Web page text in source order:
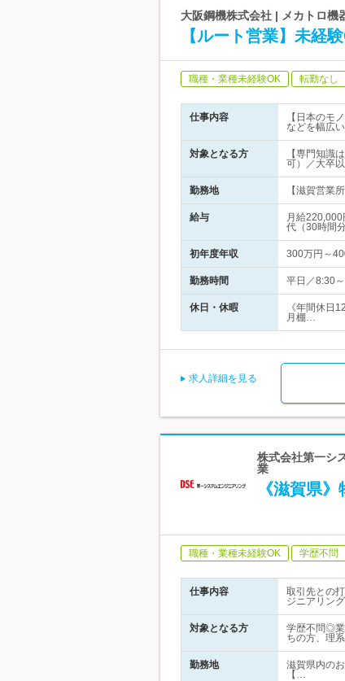
大阪鋼機株式会社 | メカトロ機
【ルート営業】未経
職種・業種未経験OK 転勤なし
仕事内容
【日本のモ
などを幅広
対象となる方
【専門知識
可）／大卒
勤務地 【滋賀営業
給与
月給
代（30時間
初年度年収 300万円～
勤務時間 平日／8:30
休日・休暇
《年間休日
月棚…
求人詳細を見る
株式会社第一シ
業
《滋賀県
職種・業種未経験OK 学歴不問
仕事内容
取引先との
ジニアリン
対象となる方
学歴不問◎業
ちの方、理
勤務地
滋賀県内の
【…